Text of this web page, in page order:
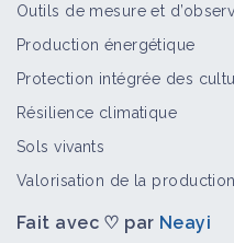
Vidéo
Grand
Outils de mesure et
Production énergétique
Protection intégrée des
Résilience climatique
Sols vivants
Valorisation de la production
Fait avec ♡ par Neayi